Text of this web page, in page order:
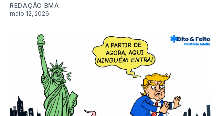
REDAÇÃO BMA
maio 12, 2026